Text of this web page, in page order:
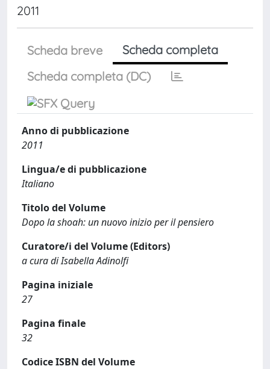
2011
Scheda breve
Scheda completa
Scheda completa (DC)
Anno di pubblicazione
2011
Lingua/e di pubblicazione
Italiano
Titolo del Volume
Dopo la shoah: un nuovo inizio per il pensiero
Curatore/i del Volume (Editors)
a cura di Isabella Adinolfi
Pagina iniziale
27
Pagina finale
32
Codice ISBN del Volume